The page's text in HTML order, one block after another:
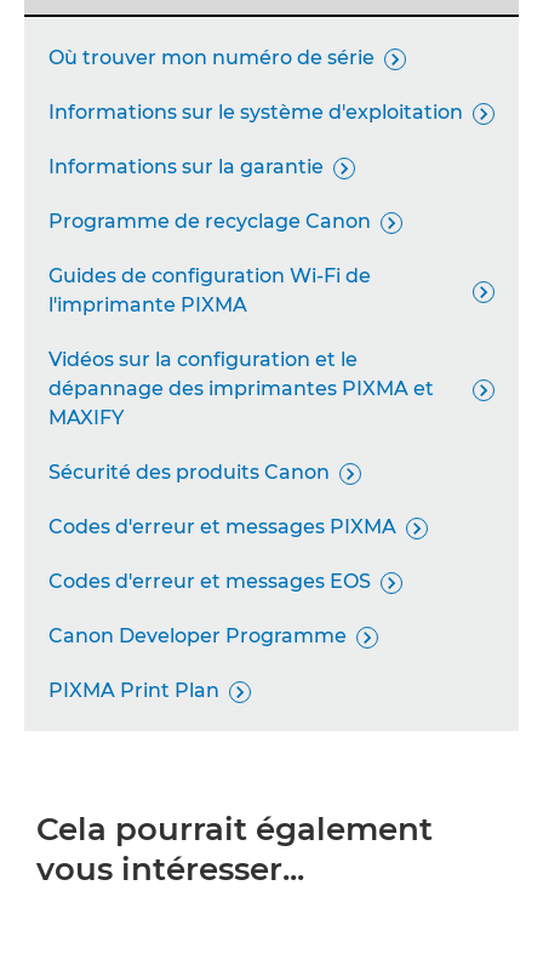
Où trouver mon numéro de série 
Informations sur le système d'exploitation 
Informations sur la garantie 
Programme de recyclage Canon 
Guides de configuration Wi-Fi de
l'imprimante PIXMA

Vidéos sur la configuration et le
dépannage des imprimantes PIXMA et
MAXIFY

Sécurité des produits Canon 
Codes d'erreur et messages PIXMA 
Codes d'erreur et messages EOS 
Canon Developer Programme 
PIXMA Print Plan 
Cela pourrait également
vous intéresser...